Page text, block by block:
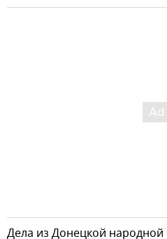
Дела из Донецкой народной